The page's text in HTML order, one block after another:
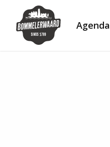
Bommelerwaard
website
logo
Agenda